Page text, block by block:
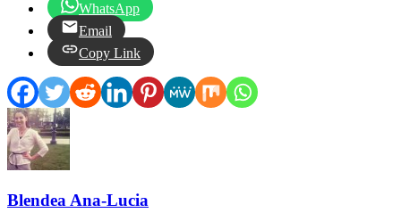
WhatsApp
Email
Copy Link
Blendea Ana-Lucia